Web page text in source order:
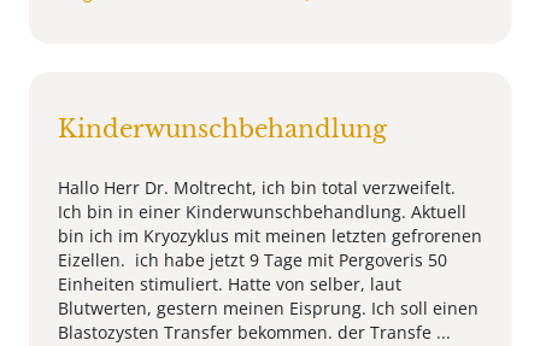
Kinderwunschbehandlung
Hallo Herr Dr. Moltrecht, ich bin total verzweifelt.
Ich bin in einer Kinderwunschbehandlung. Aktuell
bin ich im Kryozyklus mit meinen letzten gefrorenen
Eizellen. ich habe jetzt 9 Tage mit Pergoveris 50
Einheiten stimuliert. Hatte von selber, laut
Blutwerten, gestern meinen Eisprung. Ich soll einen
Blastozysten Transfer bekommen. der Transfe ...